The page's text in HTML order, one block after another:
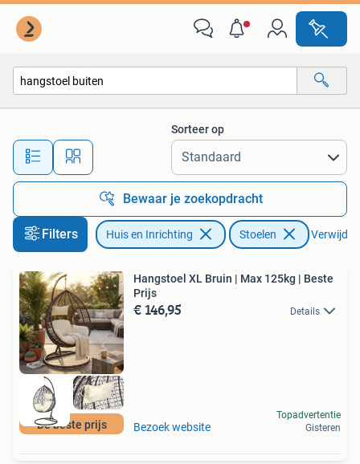
Alle afstanden…
Sorteer op
Bewaar je zoekopdracht
Filters Huis en Inrichting Stoelen
De beste prijs
Hangstoel XL Bruin | Max 125kg | Beste
Prijs
€ 146,95 Details
Bezoek website
Topadvertentie
Gisteren